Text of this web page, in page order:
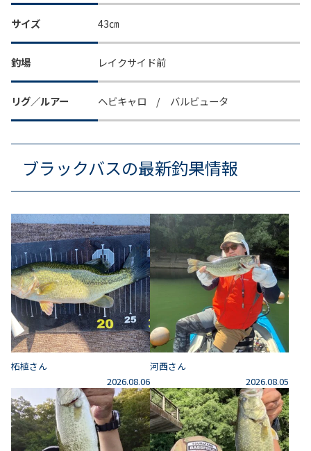
サイズ 43㎝
釣場 レイクサイド前
リグ／ルアー ヘビキャロ / バルビュータ
ブラックバスの最新釣果情報
柘植さん
2026.08.06
河西さん
2026.08.05